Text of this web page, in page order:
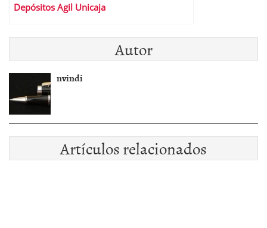
Depósitos Agil Unicaja
Autor
nvindi
Artículos relacionados